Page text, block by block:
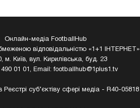
Онлайн-медіа FootballHub
відповідальністю «1+1 ІНТЕРНЕТ»
м. Київ, вул. Кирилівська, буд. 23
490 01 01, Email:footballhub@1plus1.tv
Реєстрі суб’єктіву сфері медіа - R40-05818